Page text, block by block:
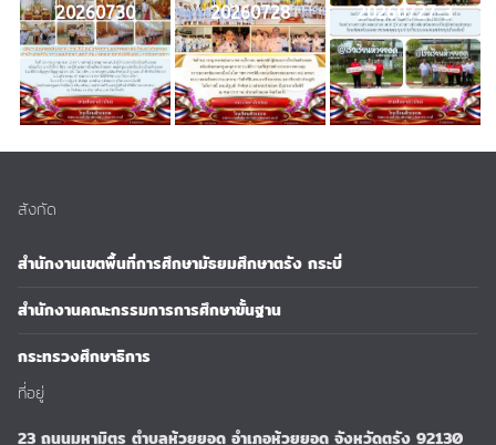
20260730 20260728 20260727-3
สังกัด
สำนักงานเขตพื้นที่การศึกษามัธยมศึกษาตรัง กระบี่
สำนักงานคณะกรรมการการศึกษาขั้นฐาน
กระทรวงศึกษาธิการ
ที่อยู่
23 ถนนมหามิตร ตำบลห้วยยอด อำเภอห้วยยอด จังหวัดตรัง 92130